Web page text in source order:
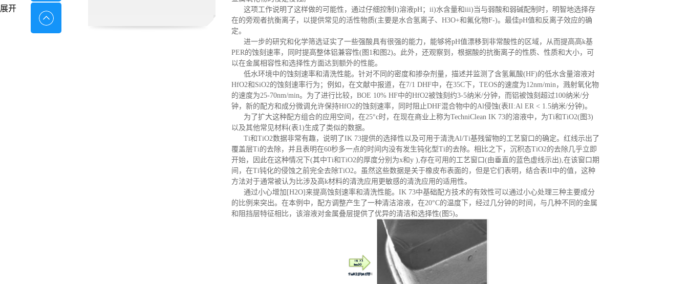
这项工作说明了这样做的可能性，通过仔细控制 I)溶液pH；ii)水含量和iii)当与弱酸和弱碱配制时，明智地选择存
在的旁观者抗衡离子，以提供常见的活性物质(主要是水合氢离子、H3O+和氟化物F-)。最佳pH值和反离子效应的确
定。
进一步的研究和化学筛选证实了一些强酸具有很强的能力，能够将pH值漂移到非常酸性的区域，从而提高高k基
PER的蚀刻速率，同时提高整体铝兼容性(图1和图2)。此外，还观察到，根据酸的抗衡离子的性质、性质和大小，可
以在金属相容性和选择性方面达到额外的性能。
低水环境中的蚀刻速率和清洗性能。针对不同的密度和掺杂剂量，描述并监测了含氢氟酸(HF)的低水含量溶液对
HfO2和SiO2的蚀刻速率行为；例如，在文献中报道，在7/1 DHF中，在35C下，TEOS的速度为12nm/min，溅射氧化物
的速度为25-70nm/min。为了进行比较，BOE 10% HF中的HfO2被蚀刻约3-5纳米/分钟，而铝被蚀刻超过100纳米/分
钟，新的配方和成分微调允许保持HfO2的蚀刻速率，同时阻止DHF混合物中的Al侵蚀(表II:Al ER < 1.5纳米/分钟)。
为了扩大这种配方组合的应用空间，在25°c时，在现在商业上称为TechniClean IK 73的溶液中，为Ti和TiO2(图3)
以及其他常见材料(表1)生成了类似的数据。
Ti和TiO2数据非常有趣，说明了IK 73提供的选择性以及可用于清洗Al/Ti基残留物的工艺窗口的确定。红线示出了
覆盖层Ti的去除，并且表明在60秒多一点的时间内没有发生钝化型Ti的去除。相比之下，沉积态TiO2的去除几乎立即
开始，因此在这种情况下(其中Ti和TiO2的厚度分别为x和y ),存在可用的工艺窗口(由垂直的蓝色虚线示出),在该窗口期
间，在Ti钝化的侵蚀之前完全去除TiO2。虽然这些数据是关于橡皮布表面的，但是它们表明，结合表II中的值，这种
方法对于通常被认为比涉及高k材料的清洗应用更敏感的清洗应用的适用性。
通过小心增加 [H2O]来提高蚀刻速率和清洗性能。IK 73中基础配方技术的有效性可以通过小心处理三种主要成分
的比例来突出。在本例中，配方调整产生了一种清洁溶液，在20°C的温度下，经过几分钟的时间，与几种不同的金属
和阻挡层特征相比，该溶液对金属叠层提供了优异的清洁和选择性(图5)。
展开